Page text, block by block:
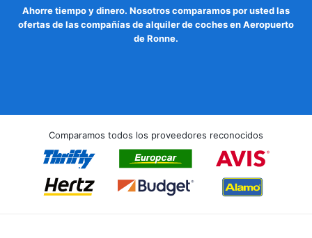
Ahorre tiempo y dinero. Nosotros comparamos por usted las
ofertas de las compañías de alquiler de coches en Aeropuerto
de Ronne.
Comparamos todos los proveedores reconocidos